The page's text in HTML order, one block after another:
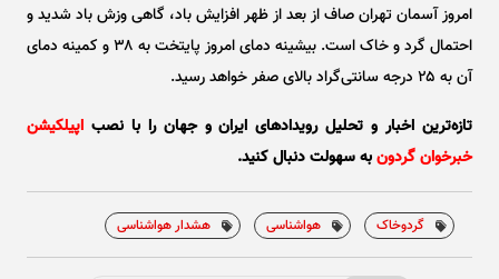
امروز آسمان تهران صاف از بعد از ظهر افزایش باد، گاهی وزش باد شدید و
احتمال گرد و خاک است. بیشینه دمای امروز پایتخت به ۳۸ و کمینه دمای
آن به ۲۵ درجه سانتی‌گراد بالای صفر خواهد رسید.
تازه‌ترین اخبار و تحلیل‌ رویدادهای ایران و جهان را با نصب اپیلکیشن
خبرخوان گردونبه سهولت دنبال کنید.
گردوخاک هواشناسی هشدار هواشناسی